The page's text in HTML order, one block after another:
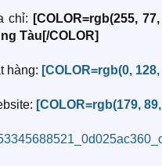
chỉ: [COLOR=rgb(255,
Tàu[/COLOR]
hàng: [COLOR=rgb(0,
[COLOR=rgb(179,